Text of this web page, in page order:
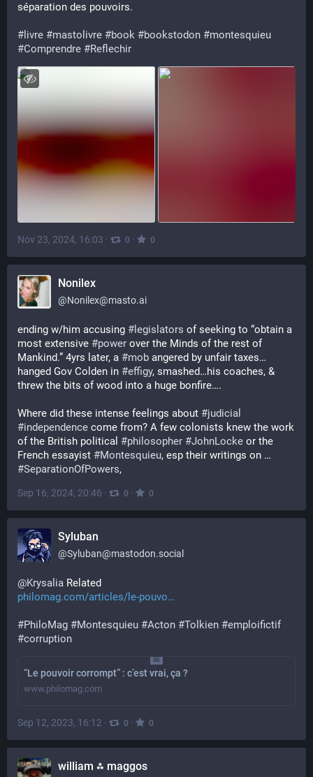
séparation des pouvoirs.
# livre #mastolivre #book #bookstodon #montesquieu
#Comprendre #Reflechir
Nov 23, 2024, 16:03 · 0 · 0
Nonilex
@Nonilex@masto.ai
ending w/him accusing # legislators of seeking to “obtain a
most extensive #power over the Minds of the rest of
Mankind.” 4yrs later, a #mob angered by unfair taxes…
hanged Gov Colden in #effigy, smashed…his coaches, &
threw the bits of wood into a huge bonfire….
Where did these intense feelings about #judicial
#independence come from? A few colonists knew the work
of the British political #philosopher #JohnLocke or the
French essayist #Montesquieu
#SeparationOfPowers,
Sep 16, 2024, 20:46 · 0 · 0
Syluban
@Syluban@mastodon.social
@Krysalia Related
philomag.com/articles/le-pouvo
#PhiloMag #Montesquieu #Acton #Tolkien #emploifictif
#corruption
“Le pouvoir corrompt” : c’est vrai, ça ?
www.philomag.com
Sep 12, 2023, 16:12 · 0 · 0
william ⁂ maggos